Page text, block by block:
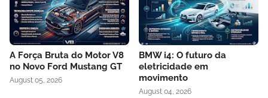
A Força Bruta do Motor V8
no Novo Ford Mustang GT
August 05, 2026
BMW i4: O futuro da
eletricidade em
movimento
August 04, 2026